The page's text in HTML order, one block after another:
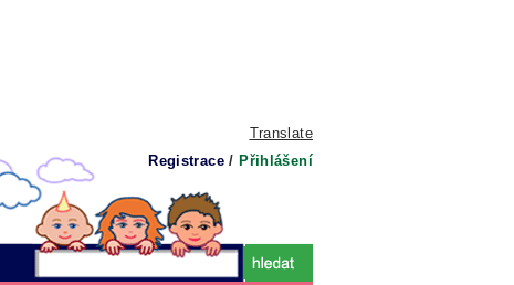
Translate
Registrace / Přihlášení